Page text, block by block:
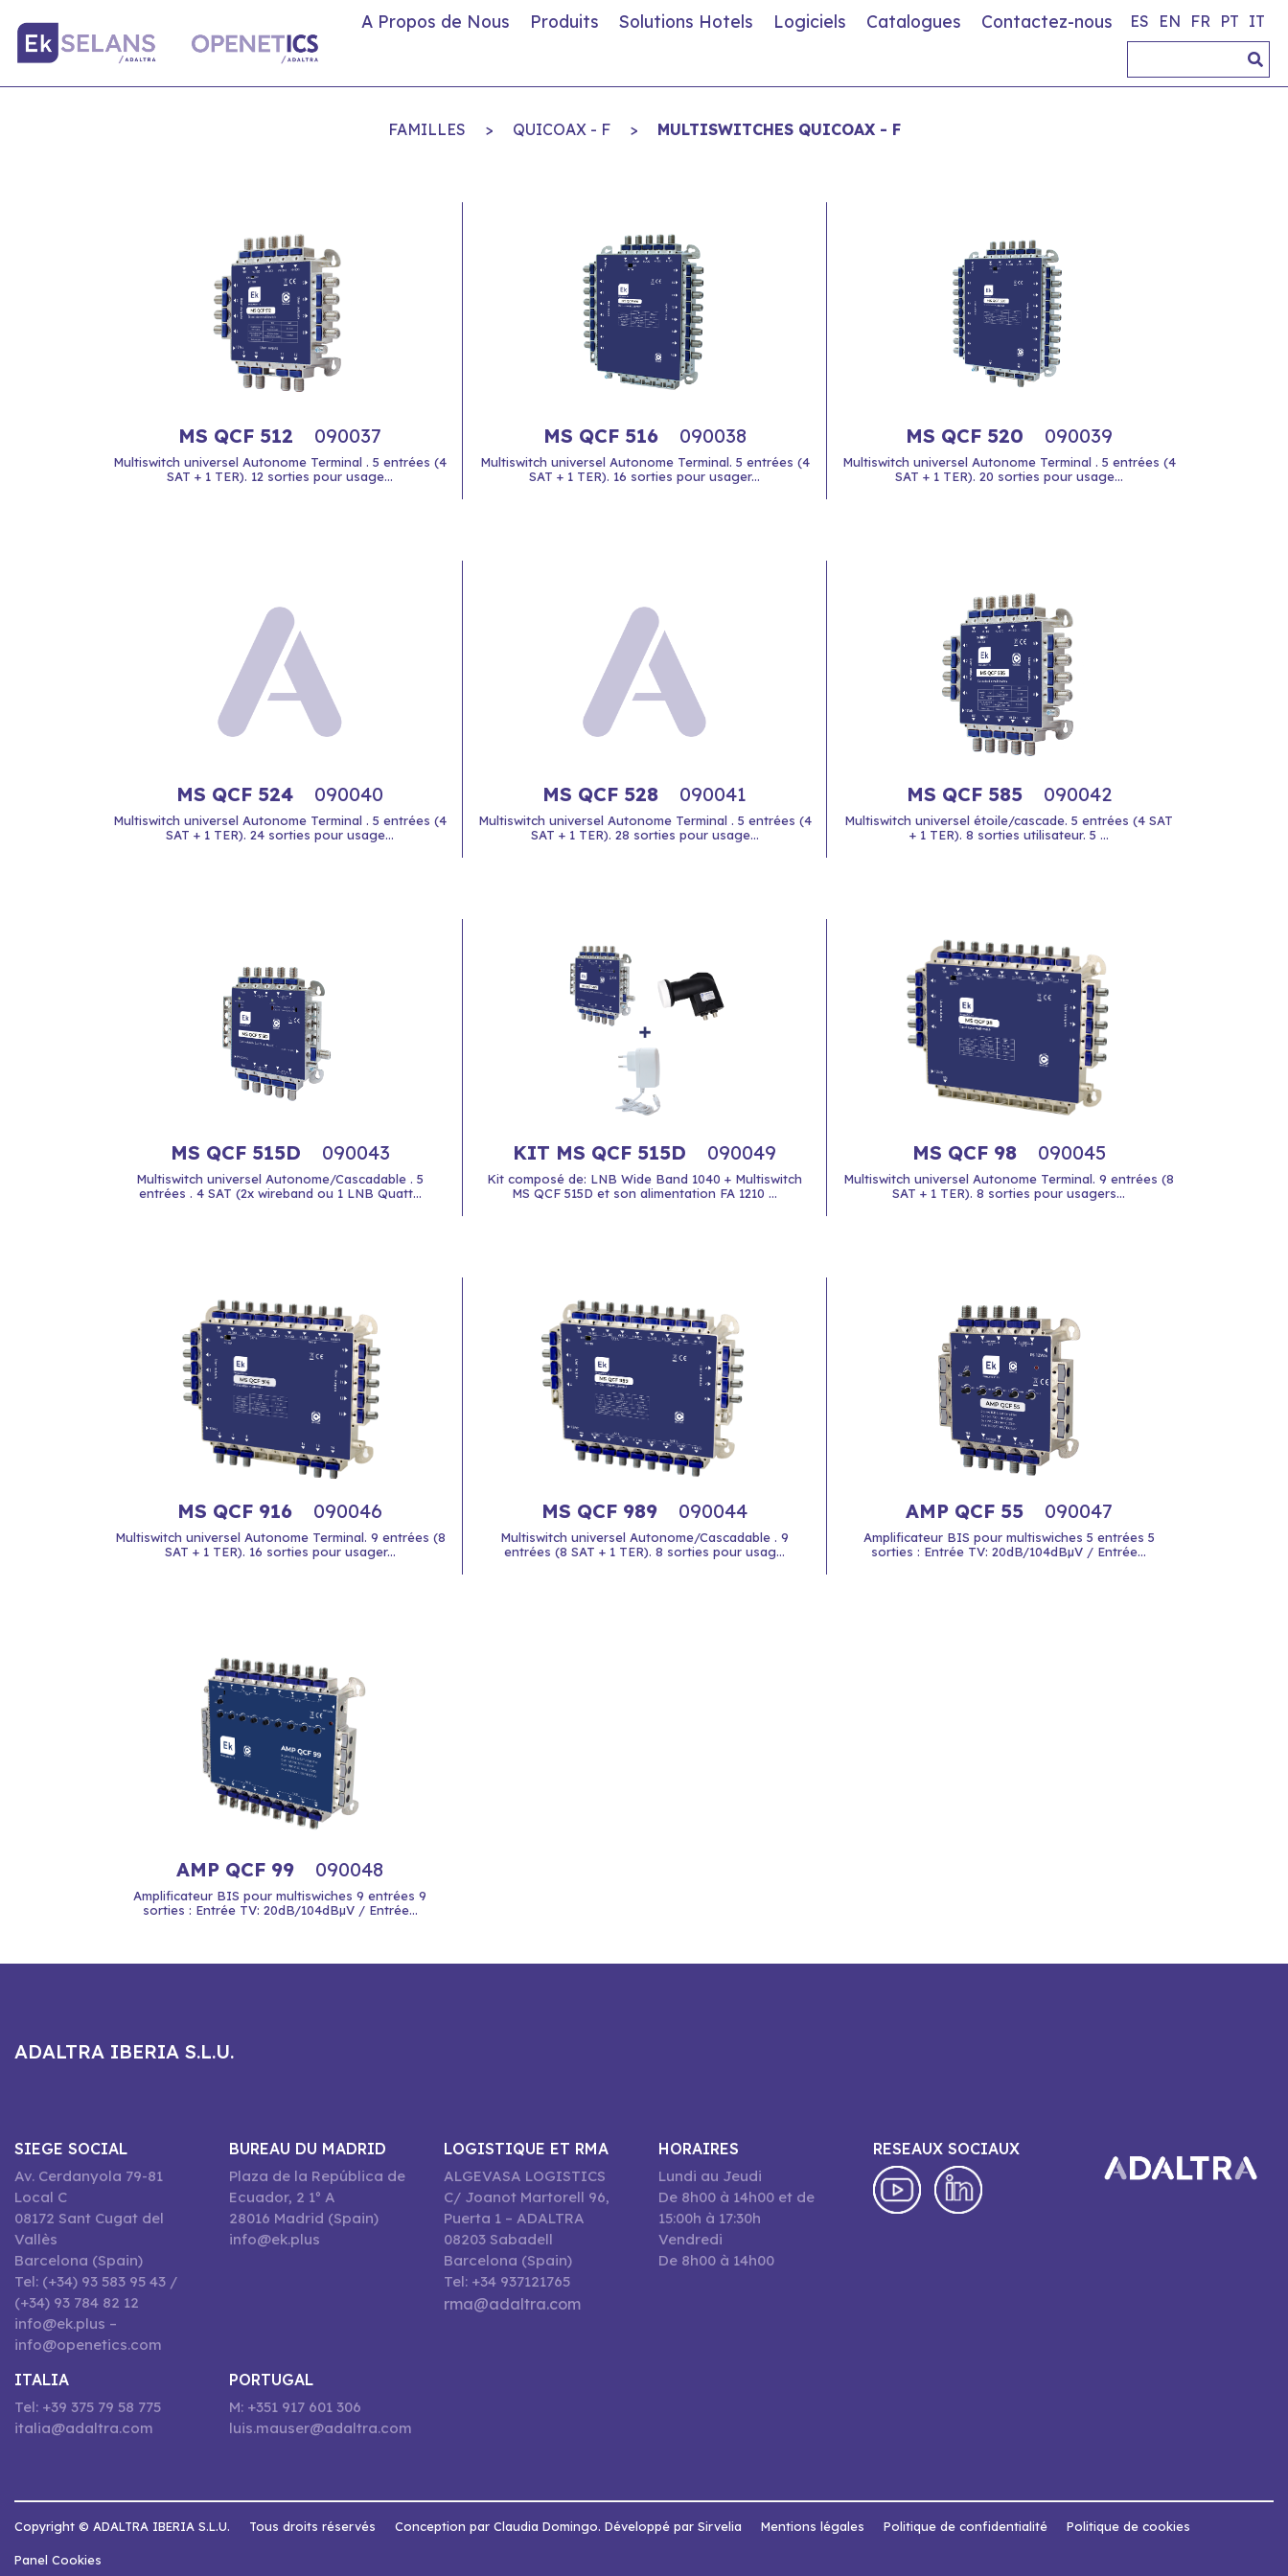
A Propos de Nous Produits Solutions Hotels Logiciels Catalogues Contactez-nous ES EN FR PT IT
FAMILLES > QUICOAX - F > MULTISWITCHES QUICOAX - F
MS QCF 512 090037
Multiswitch universel Autonome Terminal . 5 entrées (4
SAT + 1 TER). 12 sorties pour usage...
MS QCF 516 090038
Multiswitch universel Autonome Terminal. 5 entrées (4
SAT + 1 TER). 16 sorties pour usager...
MS QCF 520 090039
Multiswitch universel Autonome Terminal . 5 entrées (4
SAT + 1 TER). 20 sorties pour usage...
MS QCF 524 090040
Multiswitch universel Autonome Terminal . 5 entrées (4
SAT + 1 TER). 24 sorties pour usage...
MS QCF 528 090041
Multiswitch universel Autonome Terminal . 5 entrées (4
SAT + 1 TER). 28 sorties pour usage...
MS QCF 585 090042
Multiswitch universel étoile/cascade. 5 entrées (4 SAT
+ 1 TER). 8 sorties utilisateur. 5 ...
MS QCF 515D 090043
Multiswitch universel Autonome/Cascadable . 5
entrées . 4 SAT (2x wireband ou 1 LNB Quatt...
KIT MS QCF 515D 090049
Kit composé de: LNB Wide Band 1040 + Multiswitch
MS QCF 515D et son alimentation FA 1210 ...
MS QCF 98 090045
Multiswitch universel Autonome Terminal. 9 entrées (8
SAT + 1 TER). 8 sorties pour usagers...
MS QCF 916 090046
Multiswitch universel Autonome Terminal. 9 entrées (8
SAT + 1 TER). 16 sorties pour usager...
MS QCF 989 090044
Multiswitch universel Autonome/Cascadable . 9
entrées (8 SAT + 1 TER). 8 sorties pour usag...
AMP QCF 55 090047
Amplificateur BIS pour multiswiches 5 entrées 5
sorties : Entrée TV: 20dB/104dBµV / Entrée...
AMP QCF 99 090048
Amplificateur BIS pour multiswiches 9 entrées 9
sorties : Entrée TV: 20dB/104dBµV / Entrée...
ADALTRA IBERIA S.L.U.
SIEGE SOCIAL
Av. Cerdanyola 79-81
Local C
08172 Sant Cugat del
Vallès
Barcelona (Spain)
Tel: (+34) 93 583 95 43 /
(+34) 93 784 82 12
info@ek.plus –
info@openetics.com
BUREAU DU MADRID
Plaza de la República de
Ecuador, 2 1º A
28016 Madrid (Spain)
info@ek.plus
LOGISTIQUE ET RMA
ALGEVASA LOGISTICS
C/ Joanot Martorell 96,
Puerta 1 – ADALTRA
08203 Sabadell
Barcelona (Spain)
Tel: +34 937121765
rma@adaltra.com
HORAIRES
Lundi au Jeudi
De 8h00 à 14h00 et de
15:00h à 17:30h
Vendredi
De 8h00 à 14h00
RESEAUX SOCIAUX
ITALIA
Tel: +39 375 79 58 775
italia@adaltra.com
PORTUGAL
M: +351 917 601 306
luis.mauser@adaltra.com
Copyright © ADALTRA IBERIA S.L.U. Tous droits réservés Conception par Claudia Domingo. Développé par Sirvelia Mentions légales Politique de confidentialité Politique de cookies
Panel Cookies